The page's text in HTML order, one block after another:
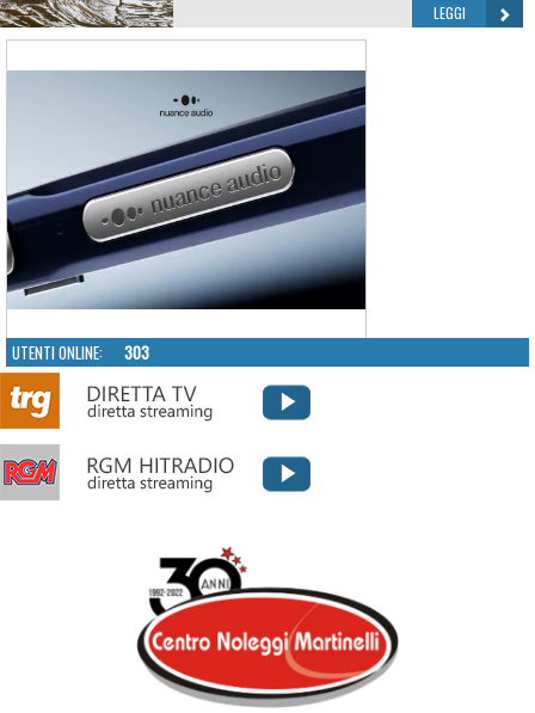
LEGGI
UTENTI ONLINE: 303